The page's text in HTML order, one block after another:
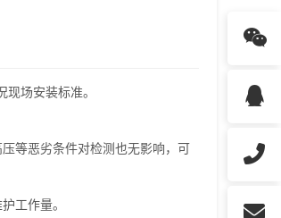
现场安装标准。
等恶劣条件对检测也无影响，可
工作量。